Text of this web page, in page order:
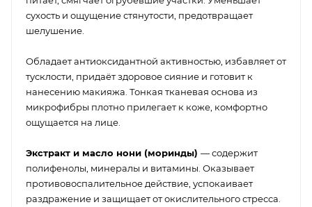
сухость и ощущение стянутости, предотвращает
шелушение.
Обладает антиоксидантной активностью, избавляет от
тусклости, придаёт здоровое сияние и готовит к
нанесению макияжа. Тонкая тканевая основа из
микрофибры плотно прилегает к коже, комфортно
ощущается на лице.
Экстракт и масло нони (моринды) — содержит
полифенолы, минералы и витамины. Оказывает
противовоспалительное действие, успокаивает
раздражение и защищает от окислительного стресса.